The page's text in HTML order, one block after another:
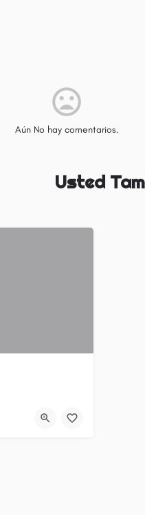
Aún No hay comentarios.
Usted